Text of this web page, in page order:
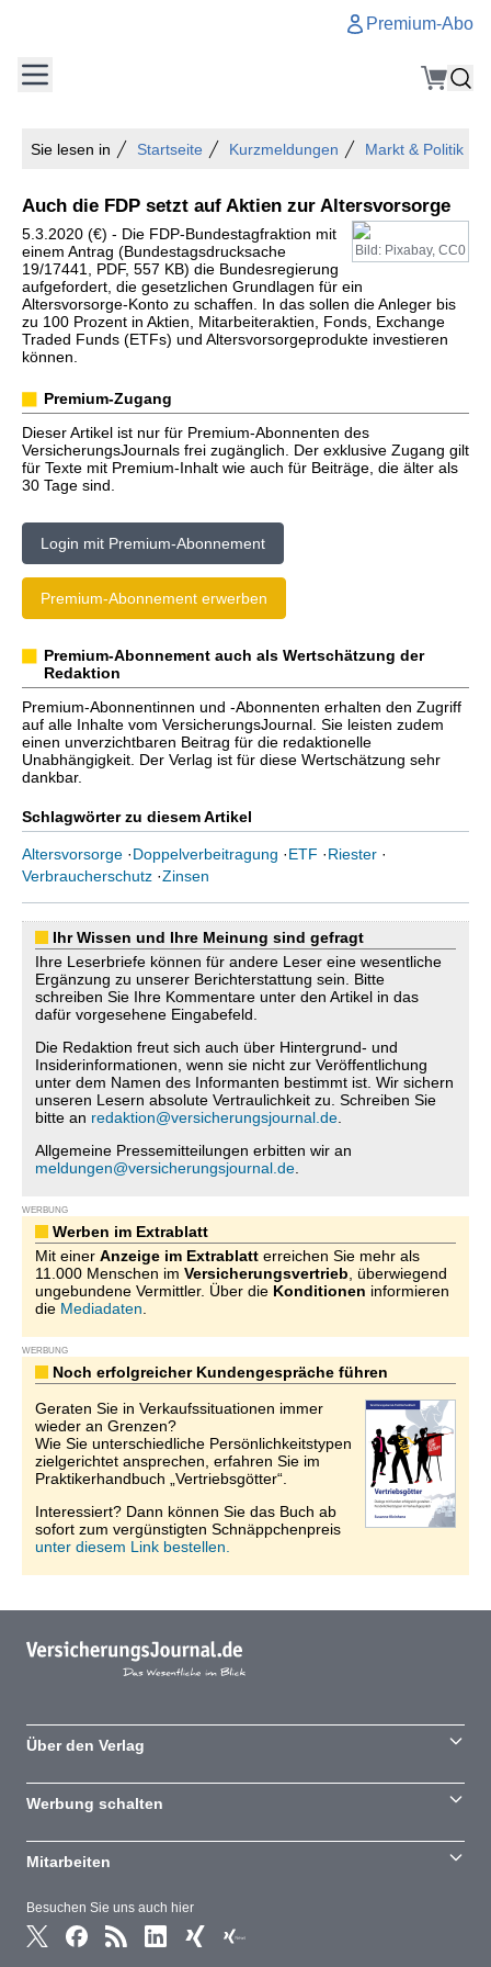
Premium-Abo
Sie lesen in Startseite Kurzmeldungen Markt & Politik
Auch die FDP setzt auf Aktien zur Altersvorsorge
Bild: Pixabay, CC0
5.3.2020 (€) - Die FDP-Bundestagfraktion mit
einem Antrag (Bundestagsdrucksache
19/17441, PDF, 557 KB) die Bundesregierung
aufgefordert, die gesetzlichen Grundlagen für ein
Altersvorsorge-Konto zu schaffen. In das sollen die Anleger bis
zu 100 Prozent in Aktien, Mitarbeiteraktien, Fonds, Exchange
Traded Funds (ETFs) und Altersvorsorgeprodukte investieren
können.
Premium-Zugang
Dieser Artikel ist nur für Premium-Abonnenten des
VersicherungsJournals frei zugänglich. Der exklusive Zugang gilt
für Texte mit Premium-Inhalt wie auch für Beiträge, die älter als
30 Tage sind.
Login mit Premium-Abonnement
Premium-Abonnement erwerben
Premium-Abonnement auch als Wertschätzung der
Redaktion
Premium-Abonnentinnen und -Abonnenten erhalten den Zugriff
auf alle Inhalte vom VersicherungsJournal. Sie leisten zudem
einen unverzichtbaren Beitrag für die redaktionelle
Unabhängigkeit. Der Verlag ist für diese Wertschätzung sehr
dankbar.
Schlagwörter zu diesem Artikel
Altersvorsorge ·Doppelverbeitragung ·ETF ·Riester ·
Verbraucherschutz ·Zinsen
Ihr Wissen und Ihre Meinung sind gefragt
Ihre Leserbriefe können für andere Leser eine wesentliche
Ergänzung zu unserer Berichterstattung sein. Bitte
schreiben Sie Ihre Kommentare unter den Artikel in das
dafür vorgesehene Eingabefeld.
Die Redaktion freut sich auch über Hintergrund- und
Insiderinformationen, wenn sie nicht zur Veröffentlichung
unter dem Namen des Informanten bestimmt ist. Wir sichern
unseren Lesern absolute Vertraulichkeit zu. Schreiben Sie
bitte an redaktion@versicherungsjournal.de
Allgemeine Pressemitteilungen erbitten wir an
meldungen@versicherungsjournal.de
WERBUNG
Werben im Extrablatt
Mit einer Anzeige im Extrablatt erreichen Sie mehr als
11.000 Menschen im Versicherungsvertrieb , überwiegend
ungebundene Vermittler. Über die Konditionen informieren
die Mediadaten
WERBUNG
Noch erfolgreicher Kundengespräche führen
Geraten Sie in Verkaufssituationen immer
wieder an Grenzen?
Wie Sie unterschiedliche Persönlichkeitstypen
zielgerichtet ansprechen, erfahren Sie im
Praktikerhandbuch „Vertriebsgötter“.
Interessiert? Dann können Sie das Buch ab
sofort zum vergünstigten Schnäppchenpreis
unter diesem Link bestellen.
Besuchen Sie uns auch hier
Über den Verlag
Werbung schalten
Mitarbeiten